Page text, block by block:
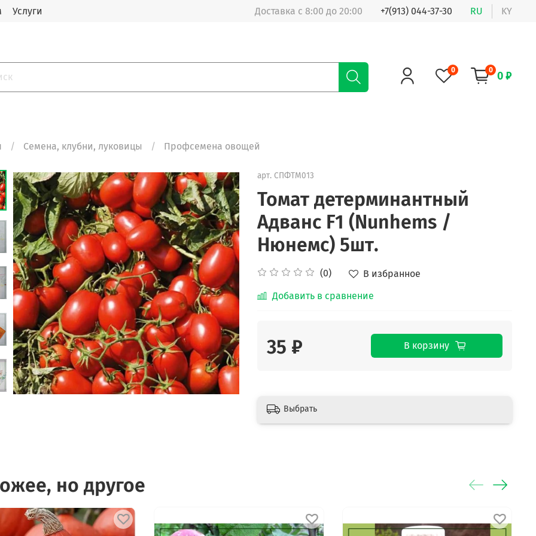
Услуги Доставка с 8:00 до 20:00 +7(913) 044-37-30 RU KY
0 0 0 ₽
Семена, клубни, луковицы Профсемена овощей
арт. СПФТМ013
Томат детерминантный
Адванс F1 (Nunhems /
Нюнемс) 5шт.
(0)
В избранное
Добавить в сравнение
35 ₽ В корзину
Выбрать
но другое